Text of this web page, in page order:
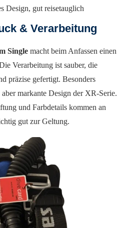
Design, gut reisetauglich
& Verarbeitung
Single macht beim Anfassen einen
Verarbeitung ist sauber, die
präzise gefertigt. Besonders
markante Design der XR-Serie.
und Farbdetails kommen an
gut zur Geltung.